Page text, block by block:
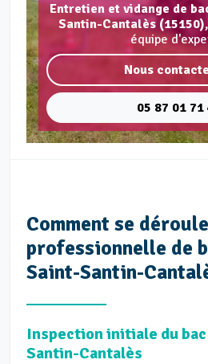
Entretien et vidange de
Santin-Cantalès
équipe
Nous
05 87 01 71
Comment se
professionnelle de
Saint-Santin-
Inspection initiale du
Santin-Cantalès